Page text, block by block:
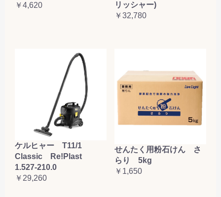
￥4,620
リッシャー)
￥32,780
ケルヒャー T11/1
Classic Re!Plast
1.527-210.0
￥29,260
せんたく用粉石けん さ
らり 5kg
￥1,650